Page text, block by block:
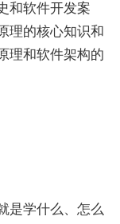
和软件开发案
理的核心知识和
理和软件架构的
是学什么、怎么